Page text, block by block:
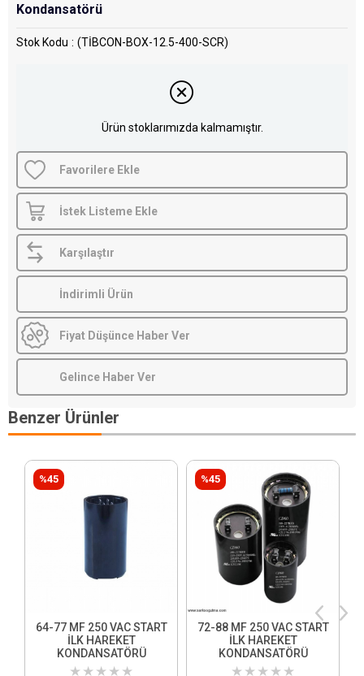
Kondansatörü
Stok Kodu (TİBCON-BOX-12.5-400-SCR)
Ürün stoklarımızda kalmamıştır.
Favorilere Ekle
İstek Listeme Ekle
Karşılaştır
İndirimli Ürün
Fiyat Düşünce Haber Ver
Gelince Haber Ver
Benzer Ürünler
64-77 MF 250 VAC START
İLK HAREKET
KONDANSATÖRÜ
★ ★ ★ ★ ★
%45
72-88 MF 250 VAC START
İLK HAREKET
KONDANSATÖRÜ
★ ★ ★ ★ ★
%45